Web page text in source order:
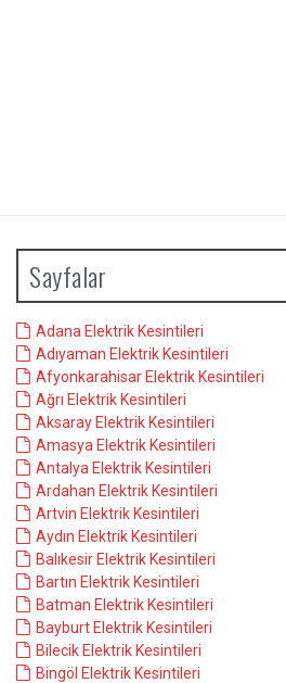
Sayfalar
Adana Elektrik Kesintileri
Adıyaman Elektrik Kesintileri
Afyonkarahisar Elektrik Kesintileri
Ağrı Elektrik Kesintileri
Aksaray Elektrik Kesintileri
Amasya Elektrik Kesintileri
Antalya Elektrik Kesintileri
Ardahan Elektrik Kesintileri
Artvin Elektrik Kesintileri
Aydın Elektrik Kesintileri
Balıkesir Elektrik Kesintileri
Bartın Elektrik Kesintileri
Batman Elektrik Kesintileri
Bayburt Elektrik Kesintileri
Bilecik Elektrik Kesintileri
Bingöl Elektrik Kesintileri